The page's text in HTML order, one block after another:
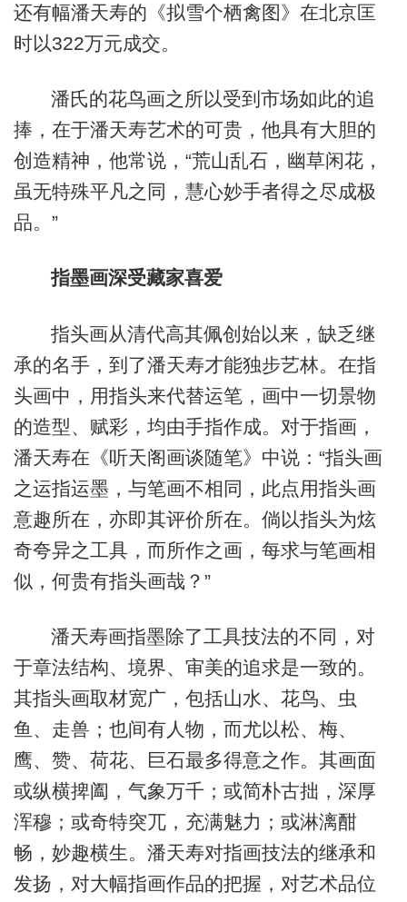
还有幅潘天寿的《拟雪个栖禽图》在北京匡
时以322万元成交。
潘氏的花鸟画之所以受到市场如此的追
捧，在于潘天寿艺术的可贵，他具有大胆的
创造精神，他常说，“荒山乱石，幽草闲花，
虽无特殊平凡之同，慧心妙手者得之尽成极
品。”
指墨画深受藏家喜爱
指头画从清代高其佩创始以来，缺乏继
承的名手，到了潘天寿才能独步艺林。在指
头画中，用指头来代替运笔，画中一切景物
的造型、赋彩，均由手指作成。对于指画，
潘天寿在《听天阁画谈随笔》中说：“指头画
之运指运墨，与笔画不相同，此点用指头画
意趣所在，亦即其评价所在。倘以指头为炫
奇夸异之工具，而所作之画，每求与笔画相
似，何贵有指头画哉？”
潘天寿画指墨除了工具技法的不同，对
于章法结构、境界、审美的追求是一致的。
其指头画取材宽广，包括山水、花鸟、虫
鱼、走兽；也间有人物，而尤以松、梅、
鹰、赞、荷花、巨石最多得意之作。其画面
或纵横捭阖，气象万千；或简朴古拙，深厚
浑穆；或奇特突兀，充满魅力；或淋漓酣
畅，妙趣横生。潘天寿对指画技法的继承和
发扬，对大幅指画作品的把握，对艺术品位